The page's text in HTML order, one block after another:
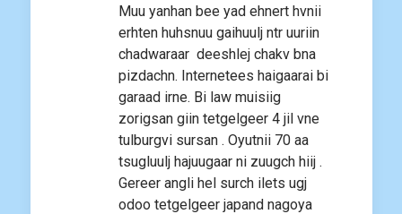
Muu yanhan bee yad ehnert hvnii
erhten huhsnuu gaihuulj ntr uuriin
chadwaraar deeshlej chakv bna
pizdachn. Internetees haigaarai bi
garaad irne. Bi law muisiig
zorigsan giin tetgelgeer 4 jil vne
tulburgvi sursan . Oyutnii 70 aa
tsugluulj hajuugaar ni zuugch hiij .
Gereer angli hel surch ilets ugj
odoo tetgelgeer japand nagoya